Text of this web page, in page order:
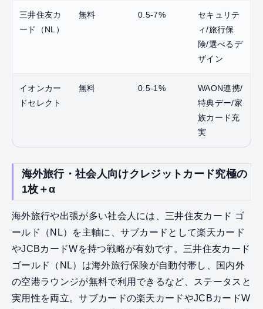
三井住友カ
ード（NL）
無料 0.5-7%
セキュリテ
ィ/旅行保
険/選べるデ
ザイン
イオンカー
ドセレクト
無料 0.5-1%
WAON連携/
特典デー/家
族カード充
実
海外旅行・社会人向けクレジットカード究極の
1枚＋α
海外旅行や出張が多い社会人には、三井住友カード ゴ
ールド（NL）を主軸に、サブカードとして楽天カード
やJCBカードWを持つ戦略が有効です。三井住友カード
ゴールド（NL）は海外旅行保険が自動付帯し、国内外
の空港ラウンジが無料で利用できるなど、ステータスと
実用性を両立。サブカードの楽天カードやJCBカードW